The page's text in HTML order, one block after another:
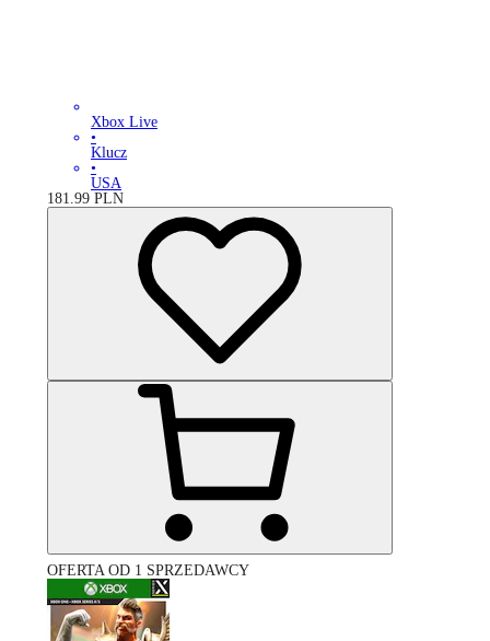
Xbox Live
•
Klucz
•
USA
181.99 PLN
OFERTA OD 1 SPRZEDAWCY